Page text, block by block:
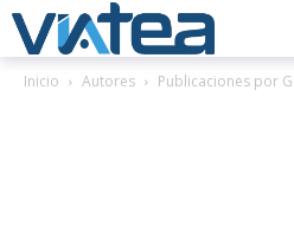
Inicio Autores Publicaciones por